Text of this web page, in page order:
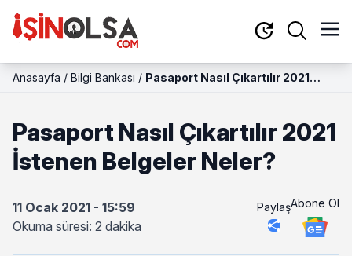
Anasayfa / Bilgi Bankası / Pasaport Nasıl Çıkartılır 2021
Pasaport Nasıl Çıkartılır 2021
İstenen Belgeler Neler?
11 Ocak 2021 - 15:59
Okuma süresi: 2 dakika
PaylaşAbone Ol